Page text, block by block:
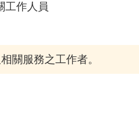
工作人員
關服務之工作者。